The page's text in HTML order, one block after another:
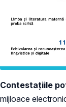
Contestațiile
mijloace